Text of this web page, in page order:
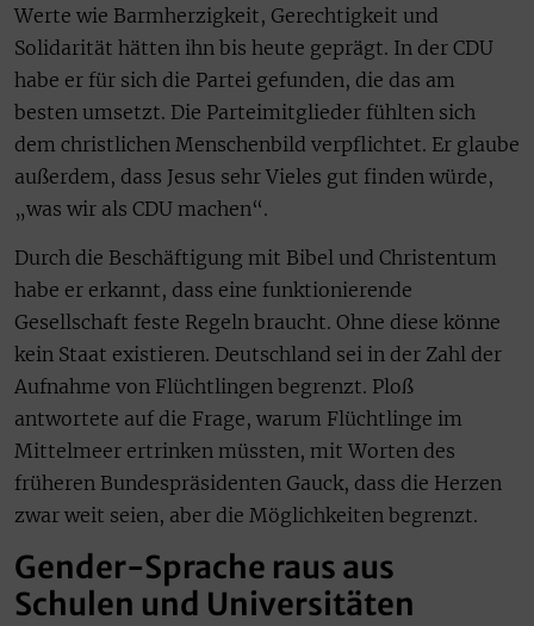
Werte wie Barmherzigkeit, Gerechtigkeit und
Solidarität hätten ihn bis heute geprägt. In der CDU
habe er für sich die Partei gefunden, die das am
besten umsetzt. Die Parteimitglieder fühlten sich
dem christlichen Menschenbild verpflichtet. Er glaube
außerdem, dass Jesus sehr Vieles gut finden würde,
„was wir als CDU machen“.
Durch die Beschäftigung mit Bibel und Christentum
habe er erkannt, dass eine funktionierende
Gesellschaft feste Regeln braucht. Ohne diese könne
kein Staat existieren. Deutschland sei in der Zahl der
Aufnahme von Flüchtlingen begrenzt. Ploß
antwortete auf die Frage, warum Flüchtlinge im
Mittelmeer ertrinken müssten, mit Worten des
früheren Bundespräsidenten Gauck, dass die Herzen
zwar weit seien, aber die Möglichkeiten begrenzt.
Gender-Sprache raus aus
Schulen und Universitäten